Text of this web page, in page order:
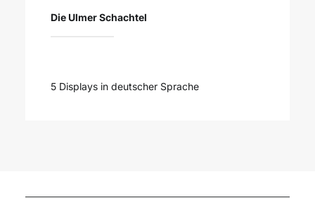
Die Ulmer Schachtel
5 Displays in deutscher Sprache